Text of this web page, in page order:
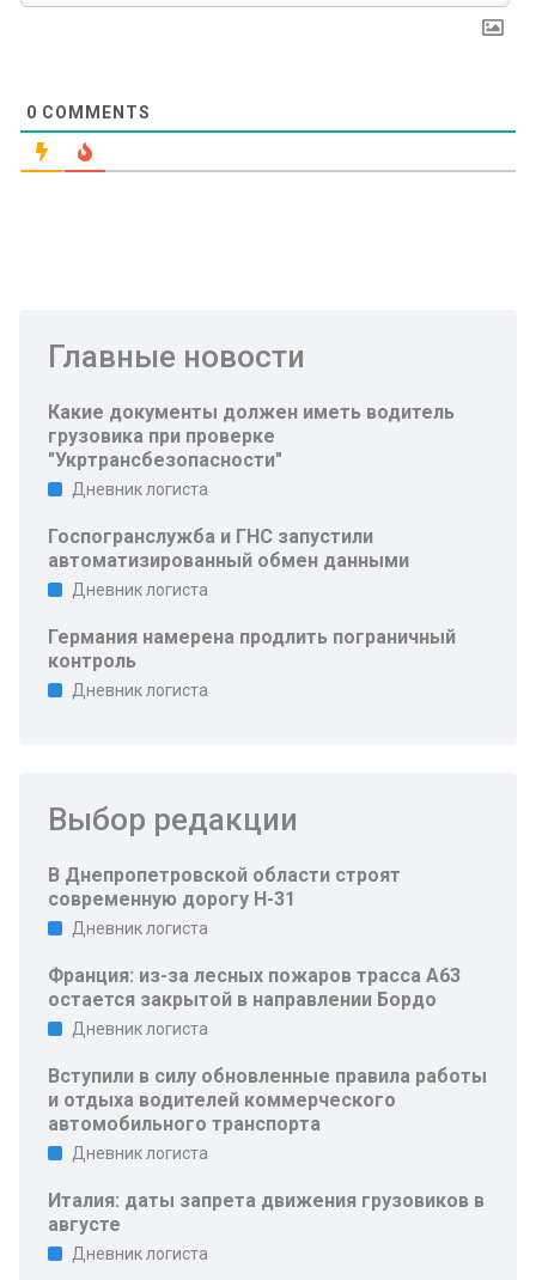
0 COMMENTS
Главные новости
Какие документы должен иметь водитель
грузовика при проверке
"Укртрансбезопасности"
Дневник логиста
Госпогранслужба и ГНС запустили
автоматизированный обмен данными
Дневник логиста
Германия намерена продлить пограничный
контроль
Дневник логиста
Выбор редакции
В Днепропетровской области строят
современную дорогу Н-31
Дневник логиста
Франция: из-за лесных пожаров трасса A63
остается закрытой в направлении Бордо
Дневник логиста
Вступили в силу обновленные правила работы
и отдыха водителей коммерческого
автомобильного транспорта
Дневник логиста
Италия: даты запрета движения грузовиков в
августе
Дневник логиста